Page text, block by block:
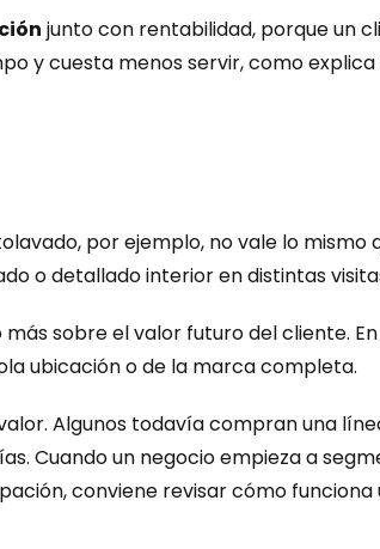
junto con rentabilidad, porque un
y cuesta menos servir, como explica
por ejemplo, no vale lo
o detallado interior en distintas
sobre el valor futuro del cliente.
ubicación o de la marca completa.
Algunos todavía compran una
Cuando un negocio empieza a
conviene revisar cómo funciona